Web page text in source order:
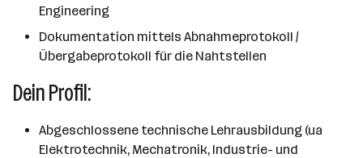
Engineering
Dokumentation mittels Abnahmeprotokoll /
Übergabeprotokoll für die Nahtstellen
Dein Profil:
Abgeschlossene technische Lehrausbildung (ua
Elektrotechnik, Mechatronik, Industrie- und